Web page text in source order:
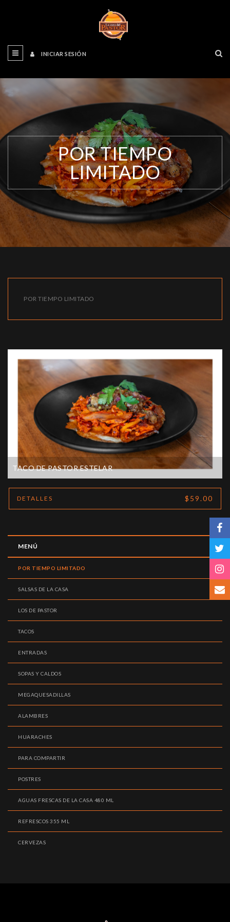
INICIAR SESIÓN
POR TIEMPO
LIMITADO
POR TIEMPO LIMITADO
TACO DE PASTOR ESTELAR
DETALLES $59.00
MENÚ
POR TIEMPO LIMITADO
SALSAS DE LA CASA
LOS DE PASTOR
TACOS
ENTRADAS
SOPAS Y CALDOS
MEGAQUESADILLAS
ALAMBRES
HUARACHES
PARA COMPARTIR
POSTRES
AGUAS FRESCAS DE LA CASA 480 ML
REFRESCOS 355 ML
CERVEZAS